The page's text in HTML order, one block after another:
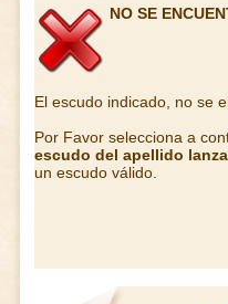
NO SE
El escudo indicado, no se
Por Favor selecciona a
escudo del apellido
un escudo válido.